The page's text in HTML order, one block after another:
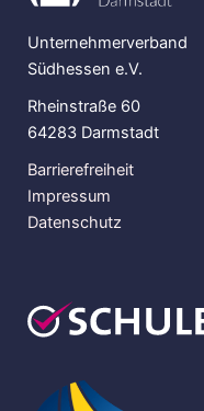
Unternehmerverband
Südhessen e.V.
Rheinstraße 60
64283 Darmstadt
Barrierefreiheit
Impressum
Datenschutz